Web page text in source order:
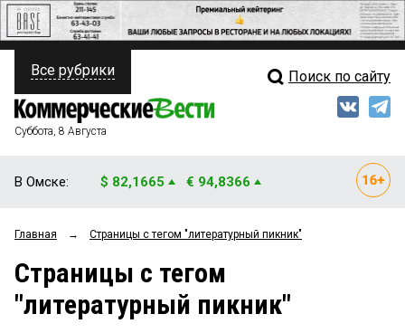
ПОЛИТИКА
ФИНАНСЫ
ОБЩЕСТВО
ЗАКОН
НОВОСТИ КОМПАНИЙ
Свежий выпуск
Мнения
Блоги
Все рубрики Поиск по сайту
Суббота, 8 Августа
В Омске: $ 82,1665 € 94,8366
Главная → Страницы c тегом "литературный пикник"
Страницы c тегом
"литературный пикник"